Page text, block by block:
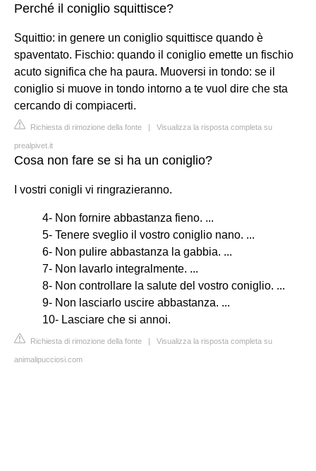
Perché il coniglio squittisce?
Squittio: in genere un coniglio squittisce quando è
spaventato. Fischio: quando il coniglio emette un fischio
acuto significa che ha paura. Muoversi in tondo: se il
coniglio si muove in tondo intorno a te vuol dire che sta
cercando di compiacerti.
Richiesta di rimozione della fonte | Visualizza la risposta completa su
prealpivet.it
Cosa non fare se si ha un coniglio?
I vostri conigli vi ringrazieranno.
4- Non fornire abbastanza fieno. ...
5- Tenere sveglio il vostro coniglio nano. ...
6- Non pulire abbastanza la gabbia. ...
7- Non lavarlo integralmente. ...
8- Non controllare la salute del vostro coniglio. ...
9- Non lasciarlo uscire abbastanza. ...
10- Lasciare che si annoi.
Richiesta di rimozione della fonte | Visualizza la risposta completa su
animalipucciosi.com